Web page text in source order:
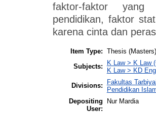
faktor-faktor yang
pendidikan, faktor
karena cinta dan
Item Type: Thesis (Masters)
Subjects:
K Law > K Law
K Law > KD
Divisions:
Fakultas
Pendidikan
Depositing
User:
Nur Mardia